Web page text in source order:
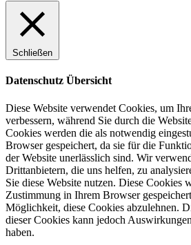
Schließen
Datenschutz Übersicht
Diese Website verwendet Cookies, um
verbessern, während Sie durch die
Cookies werden die als notwendig
Browser gespeichert, da sie für die
der Website unerlässlich sind. Wir
Drittanbietern, die uns helfen, zu
Sie diese Website nutzen. Diese Cookies
Zustimmung in Ihrem Browser
Möglichkeit, diese Cookies abzulehnen.
dieser Cookies kann jedoch
haben.